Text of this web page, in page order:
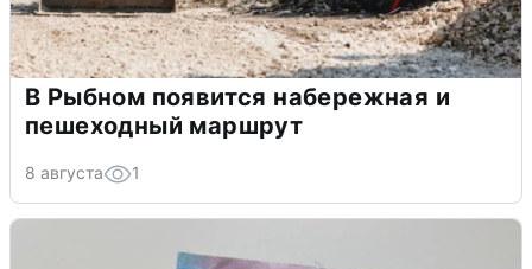
В Рыбном появится набережная и
пешеходный маршрут
8 августа 1